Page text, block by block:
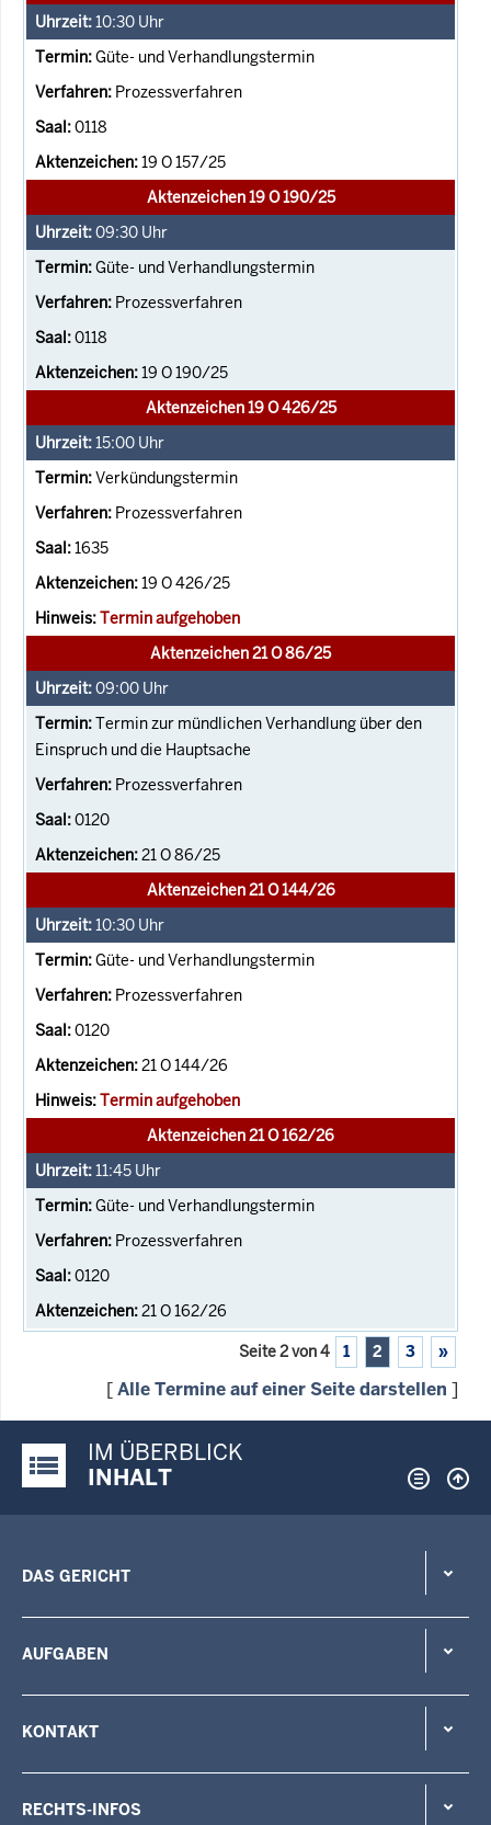
10:30 Uhr
Güte- und Verhandlungstermin
Prozessverfahren
0118
19 O 157/25
Aktenzeichen 19 O 190/25
09:30 Uhr
Güte- und Verhandlungstermin
Prozessverfahren
0118
19 O 190/25
Aktenzeichen 19 O 426/25
15:00 Uhr
Verkündungstermin
Prozessverfahren
1635
19 O 426/25
Termin aufgehoben
Aktenzeichen 21 O 86/25
09:00 Uhr
Termin zur mündlichen Verhandlung über den
Einspruch und die Hauptsache
Prozessverfahren
0120
21 O 86/25
Aktenzeichen 21 O 144/26
10:30 Uhr
Güte- und Verhandlungstermin
Prozessverfahren
0120
21 O 144/26
Termin aufgehoben
Aktenzeichen 21 O 162/26
11:45 Uhr
Güte- und Verhandlungstermin
Prozessverfahren
0120
21 O 162/26
Seite 2 von 4 1 2 3 »
[Alle Termine auf einer Seite darstellen ]
Justiz-Portal im Überblick:
IM ÜBERBLICK
INHALT
DAS GERICHT
AUFGABEN
KONTAKT
RECHTS-INFOS